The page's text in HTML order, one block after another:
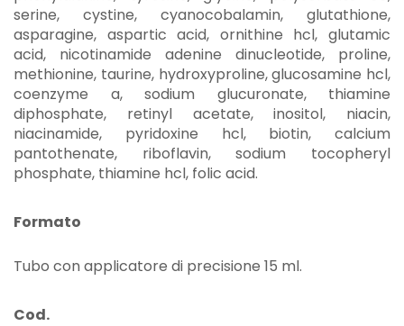
serine, cystine, cyanocobalamin, glutathione,
asparagine, aspartic acid, ornithine hcl, glutamic
acid, nicotinamide adenine dinucleotide, proline,
methionine, taurine, hydroxyproline, glucosamine hcl,
coenzyme a, sodium glucuronate, thiamine
diphosphate, retinyl acetate, inositol, niacin,
niacinamide, pyridoxine hcl, biotin, calcium
pantothenate, riboflavin, sodium tocopheryl
phosphate, thiamine hcl, folic acid.
Formato
Tubo con applicatore di precisione 15 ml.
Cod.